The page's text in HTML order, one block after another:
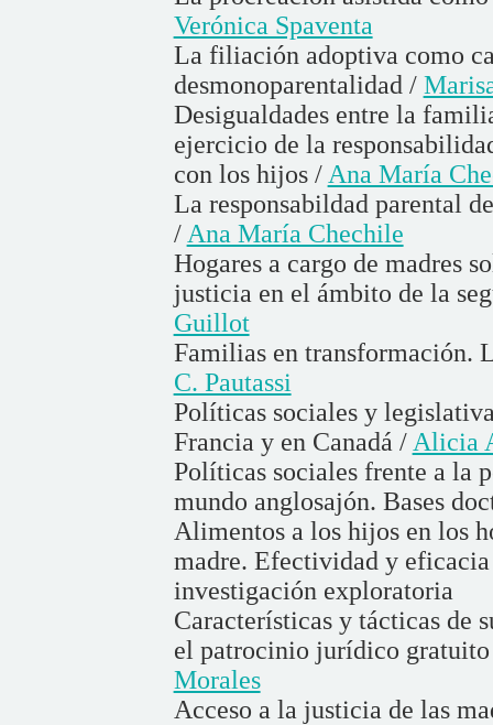
Verónica Spaventa
La filiación adoptiva como
desmonoparentalidad /
Desigualdades entre la
ejercicio de la
con los hijos / Ana María
La responsabildad parental
/ Ana María Chechile
Hogares a cargo de madres
justicia en el ámbito de la
Guillot
Familias en transformación.
C. Pautassi
Políticas sociales y
Francia y en Canadá / Alicia
Políticas sociales frente a la
mundo anglosajón. Bases
Alimentos a los hijos en los
madre. Efectividad y
investigación exploratoria
Características y tácticas de
el patrocinio jurídico
Morales
Acceso a la justicia de las